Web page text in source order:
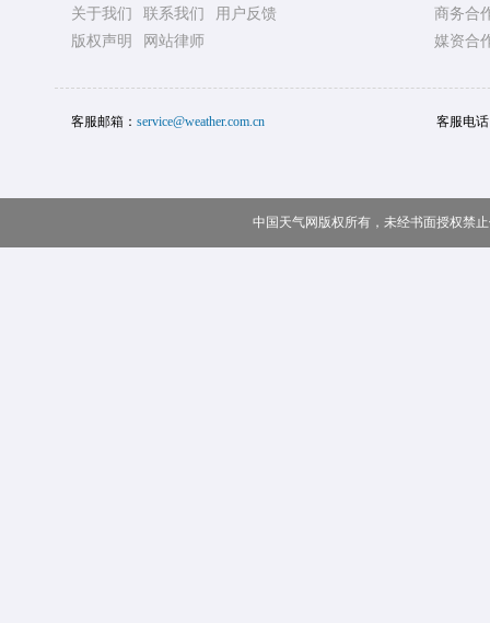
关于我们 联系我们
用户反馈
版权声明
网站律师
商务合
媒资合
客服邮箱： service@weather.com.cn 客服电
中国天气网版权所有，未经书面授权